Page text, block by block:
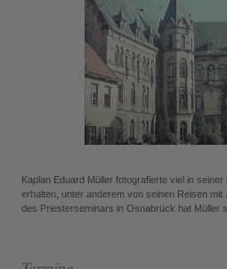
Kaplan Eduard Müller fotografierte viel in
erhalten, unter anderem von seinen Reisen mit
des Priesterseminars in Osnabrück hat Müller